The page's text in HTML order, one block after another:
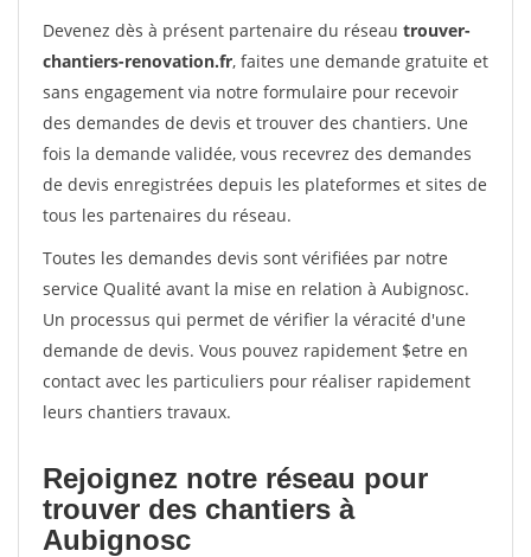
Devenez dès à présent partenaire du réseau trouver-
chantiers-renovation.fr, faites une demande gratuite et
sans engagement via notre formulaire pour recevoir
des demandes de devis et trouver des chantiers. Une
fois la demande validée, vous recevrez des demandes
de devis enregistrées depuis les plateformes et sites de
tous les partenaires du réseau.
Toutes les demandes devis sont vérifiées par notre
service Qualité avant la mise en relation à Aubignosc.
Un processus qui permet de vérifier la véracité d'une
demande de devis. Vous pouvez rapidement $etre en
contact avec les particuliers pour réaliser rapidement
leurs chantiers travaux.
Rejoignez notre réseau pour
trouver des chantiers à
Aubignosc